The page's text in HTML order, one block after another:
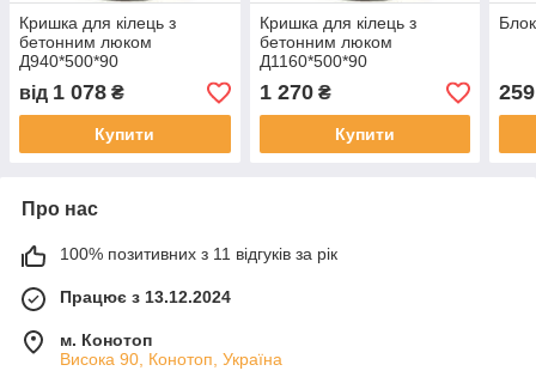
Кришка для кілець з
бетонним люком
Д940*500*90
від 1 078 ₴
Купити
Кришка для кілець з
бетонним люком
Д1160*500*90
1 270₴
Купити
259
Про нас
100% позитивних з 11 відгуків за рік
Працює з 13.12.2024
м. Конотоп
Висока 90, Конотоп, Україна